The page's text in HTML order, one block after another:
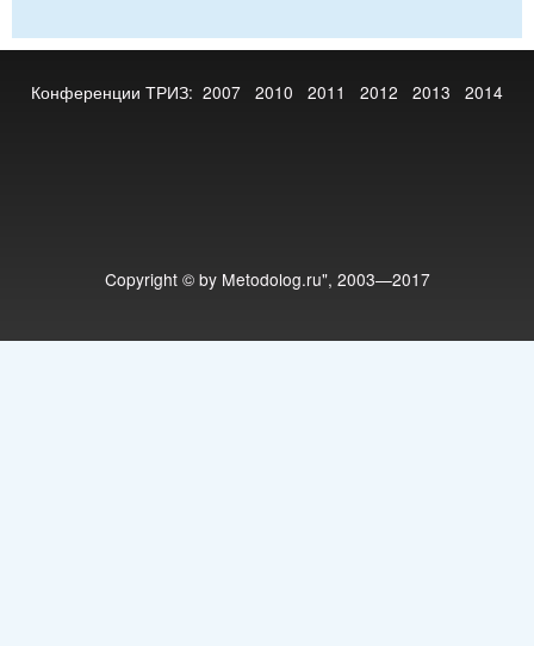
Конференции ТРИЗ: 2007 2010 2011 2012 2013 2014
Copyright © by Metodolog.ru", 2003—2017